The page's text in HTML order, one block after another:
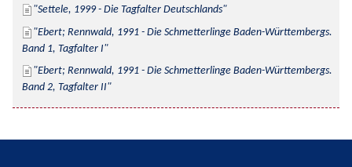
Settele, 1999 - Die Tagfalter Deutschlands
Ebert; Rennwald, 1991 - Die Schmetterlinge Baden-Württembergs.
Band 1, Tagfalter I
Ebert; Rennwald, 1991 - Die Schmetterlinge Baden-Württembergs.
Band 2, Tagfalter II